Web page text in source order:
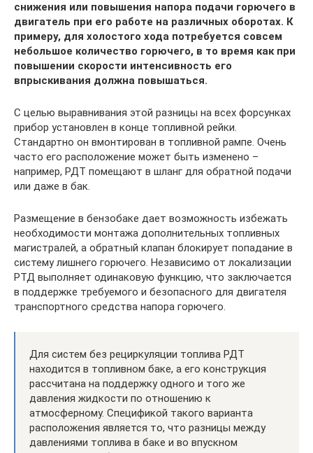
снижения или повышения напора подачи горючего в
двигатель при его работе на различных оборотах. К
примеру, для холостого хода потребуется совсем
небольшое количество горючего, в то время как при
повышении скорости интенсивность его
впрыскивания должна повышаться.
С целью выравнивания этой разницы на всех форсунках
прибор установлен в конце топливной рейки.
Стандартно он вмонтирован в топливной рампе. Очень
часто его расположение может быть изменено –
например, РДТ помещают в шланг для обратной подачи
или даже в бак.
Размещение в бензобаке дает возможность избежать
необходимости монтажа дополнительных топливных
магистралей, а обратный клапан блокирует попадание в
систему лишнего горючего. Независимо от локализации
РТД выполняет одинаковую функцию, что заключается
в поддержке требуемого и безопасного для двигателя
транспортного средства напора горючего.
Для систем без рециркуляции топлива РДТ
находится в топливном баке, а его конструкция
рассчитана на поддержку одного и того же
давления жидкости по отношению к
атмосферному. Спецификой такого варианта
расположения является то, что разницы между
давлениями топлива в баке и во впускном